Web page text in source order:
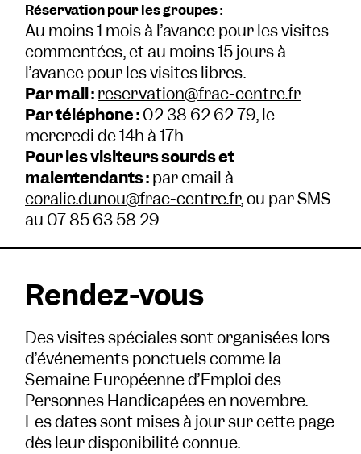
Réservation pour les groupes :
Au moins 1 mois à l’avance pour les visites
commentées, et au moins 15 jours à
l’avance pour les visites libres.
Par mail :reservation@frac-centre.fr
Par téléphone :02 38 62 62 79, le
mercredi de 14h à 17h
Pour les visiteurs sourds et
malentendants :par email à
coralie.dunou@frac-centre.fr, ou par SMS
au 07 85 63 58 29
Rendez-vous
Des visites spéciales sont organisées lors
d’événements ponctuels comme la
Semaine Européenne d’Emploi des
Personnes Handicapées en novembre.
Les dates sont mises à jour sur cette page
dès leur disponibilité connue.